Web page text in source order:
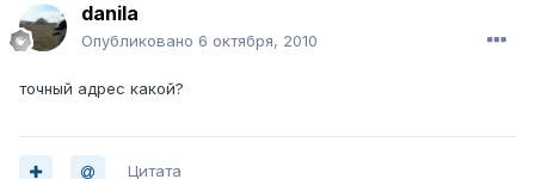
danila
Опубликовано 6 октября, 2010
точный адрес какой?
Цитата